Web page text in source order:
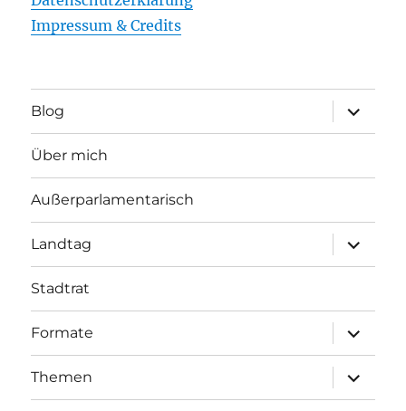
Impressum & Credits
Blog
öffnen
Über mich
Außerparlamentarisch
Landtag
öffnen
Stadtrat
Formate
öffnen
Themen
öffnen